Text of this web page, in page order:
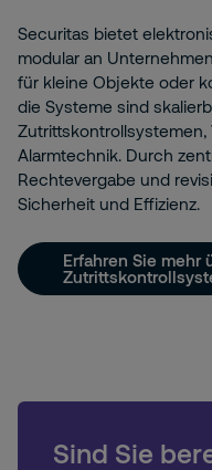
Securitas bietet
modular an
für kleine Objekte oder
die Systeme sind
Alarmtechnik. Durch
Rechtevergabe und
Sicherheit und Effizienz.
Erfahren Sie mehr
Sind Sie